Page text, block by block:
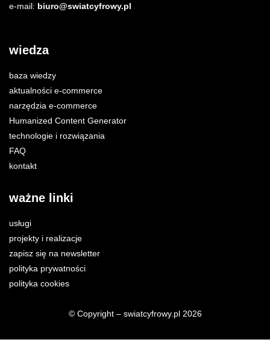
e-mail: biuro@swiatcyfrowy.pl
wiedza
baza wiedzy
aktualności e-commerce
narzędzia e-commerce
Humanized Content Generator
technologie i rozwiązania
FAQ
kontakt
ważne linki
usługi
projekty i realizacje
zapisz się na newsletter
polityka prywatności
polityka cookies
© Copyright – swiatcyfrowy.pl 2026